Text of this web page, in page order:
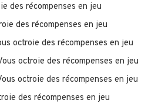
des récompenses en jeu
des récompenses en jeu
octroie des récompenses en jeu
octroie des récompenses en jeu
octroie des récompenses en jeu
des récompenses en jeu